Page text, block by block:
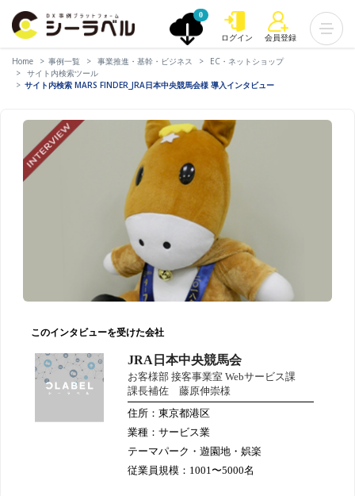
0
ログイン 会員登録
Home 事例一覧 事業推進・基幹・ビジネス
EC・ネットショップ
サイト内検索ツール
サイト内検索 MARS FINDER_JRA日本中央競馬会様 導入インタビュー
このインタビューを受けた会社
JRA日本中央競馬会
お客様部 接客事業室 Webサービス課
課長補佐 藤原伸崇様
住所：東京都港区
業種：サービス業
テーマパーク・遊園地・娯楽
従業員規模：1001〜5000名